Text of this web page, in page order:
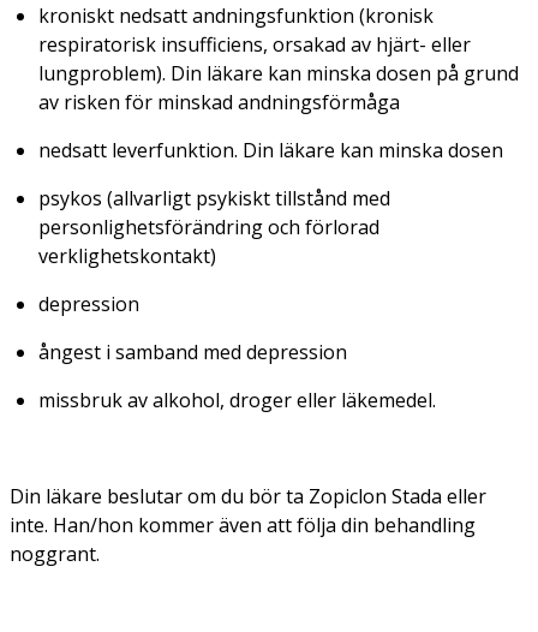
kroniskt nedsatt andningsfunktion (kronisk
respiratorisk insufficiens, orsakad av hjärt- eller
lungproblem). Din läkare kan minska dosen på grund
av risken för minskad andningsförmåga
nedsatt leverfunktion. Din läkare kan minska dosen
psykos (allvarligt psykiskt tillstånd med
personlighetsförändring och förlorad
verklighetskontakt)
depression
ångest i samband med depression
missbruk av alkohol, droger eller läkemedel.
Din läkare beslutar om du bör ta Zopiclon Stada eller
inte. Han/hon kommer även att följa din behandling
noggrant.